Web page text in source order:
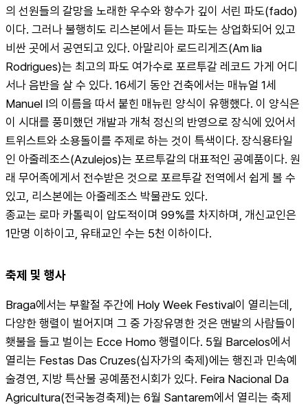
의 선원들의 갈망을 노래한 우수와 향수가 깊이 서린 파도(fado)
이다. 그러나 불행히도 리스본에서 듣는 파도는 상업화되어 있고
비싼 곳에서 공연되고 있다. 아말리아 로드리게즈(Am lia
Rodrigues)는 최고의 파도 여가수로 포르투갈 레코드 가게 어디
서나 음반을 살 수 있다. 16세기 동안 건축에서는 매뉴얼 1세
Manuel I의 이름을 따서 붙힌 매뉴린 양식이 유행했다. 이 양식은
이 시대를 풍미했던 개발과 개척 정신의 반영으로 장식에 있어서
트위스트와 소용돌이를 주제로 하는 것이 특색이다. 장식용타일
인 아줄레조스(Azulejos)는 포르투갈의 대표적인 공예품이다. 원
래 무어족에게서 전수받은 것으로 포르투갈 전역에서 쉽게 볼 수
있고, 리스본에는 아줄레조스 박물관도 있다.
종교는 로마 카톨릭이 압도적이며 99%를 차지하며, 개신교인은
1만명 이하이고, 유태교인 수는 5천 이하이다.
축제 및 행사
Braga에서는 부활절 주간에 Holy Week Festival이 열리는데,
다양한 행렬이 벌어지며 그 중 가장유명한 것은 맨발의 사람들이
횃불을 들고 벌이는 Ecce Homo 행렬이다. 5월 Barcelos에서
열리는 Festas Das Cruzes(십자가의 축제)에는 행진과 민속예
술경연, 지방 특산물 공예품전시회가 있다. Feira Nacional Da
Agricultura(전국농경축제)는 6월 Santarem에서 열리는 축제